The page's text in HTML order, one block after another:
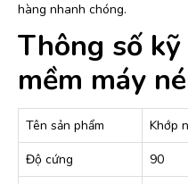
hàng nhanh chóng.
Thông số
mềm máy
Tên sản phẩm
Khớp
Độ cứng
90